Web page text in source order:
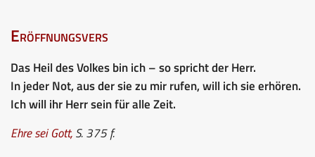
Eröffnungsvers
Das Heil des Volkes bin ich – so spricht der Herr.
In jeder Not, aus der sie zu mir rufen, will ich sie erhören.
Ich will ihr Herr sein für alle Zeit.
Ehre sei Gott,S. 375 f.